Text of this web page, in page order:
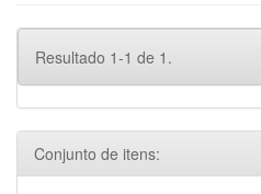
Resultado 1-1 de 1.
Conjunto de itens: